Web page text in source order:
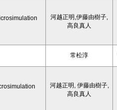
河越正明,伊藤由樹子,
高良真人
常松淳
河越正明, 伊藤由樹子,
高良真人